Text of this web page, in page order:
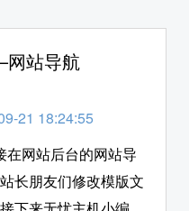
设置站点名称、网站
网站导航
21 18:24:55
在网站后台的网站导
长朋友们修改模版文